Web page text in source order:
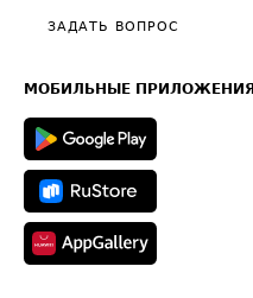
Общие положения
Полезное по перевозкам
Техническая информация
ЗАДАТЬ ВОПРОС
МОБИЛЬНЫЕ ПРИЛОЖЕНИЯ